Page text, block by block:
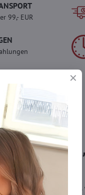
99,- EUR
und
5 %
Einkauf.
im
wir füllen